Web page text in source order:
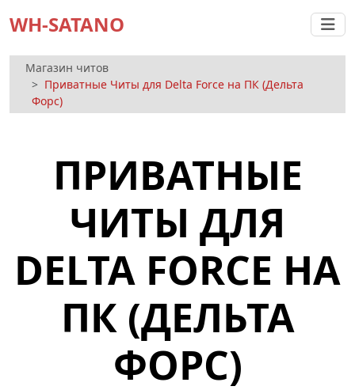
WH-SATANO
Магазин читов
Приватные Читы для Delta Force на ПК (Дельта
Форс)
ПРИВАТНЫЕ
ЧИТЫ ДЛЯ
DELTA FORCE НА
ПК (ДЕЛЬТА
ФОРС)